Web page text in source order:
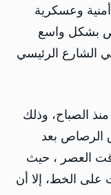
وعسكرية
بشكل واسع
الرئيسي
الصباح، وذلك
الرصاص بعد
العصر ، حيث
على الخط، إلا أن